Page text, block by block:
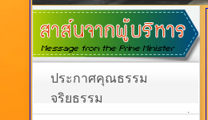
ประกาศคุณธรรม
จริยธรรม